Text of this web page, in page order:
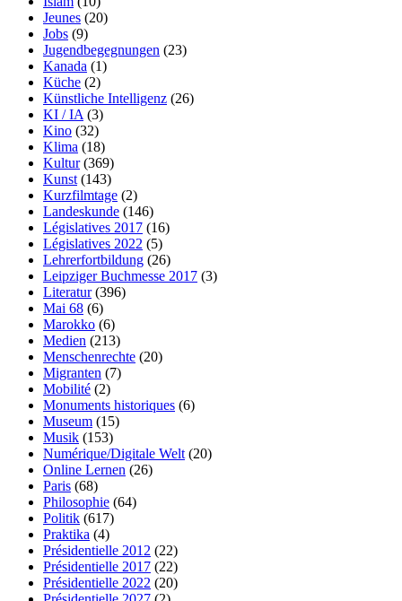
Jeunes (20)
Jobs (9)
Jugendbegegnungen (23)
Kanada (1)
Küche (2)
Künstliche Intelligenz (26)
KI / IA (3)
Kino (32)
Klima (18)
Kultur(369)
Kunst (143)
Kurzfilmtage (2)
Landeskunde (146)
Législatives 2017 (16)
Législatives 2022 (5)
Lehrerfortbildung (26)
Leipziger Buchmesse 2017 (3)
Literatur(396)
Mai 68 (6)
Marokko (6)
Medien (213)
Menschenrechte (20)
Migranten (7)
Mobilité (2)
Monuments historiques (6)
Museum (15)
Musik (153)
Numérique/Digitale Welt (20)
Online Lernen (26)
Paris (68)
Philosophie (64)
Politik (617)
Praktika (4)
Présidentielle 2012 (22)
Présidentielle 2017 (22)
Présidentielle 2022 (20)